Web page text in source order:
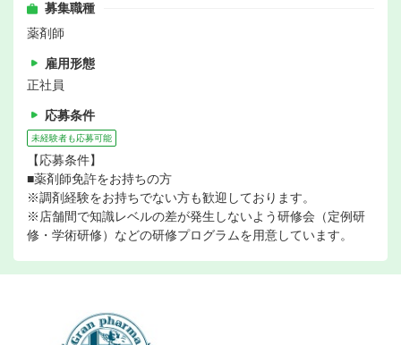
募集職種
薬剤師
雇用形態
正社員
応募条件
未経験者も応募可能
【応募条件】
■薬剤師免許をお持ちの方
※調剤経験をお持ちでない方も歓迎しております。
※店舗間で知識レベルの差が発生しないよう研修会（定例研
修・学術研修）などの研修プログラムを用意しています。